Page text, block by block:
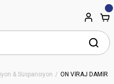
& Süspansiyon ÖN VİRAJ DAMİR